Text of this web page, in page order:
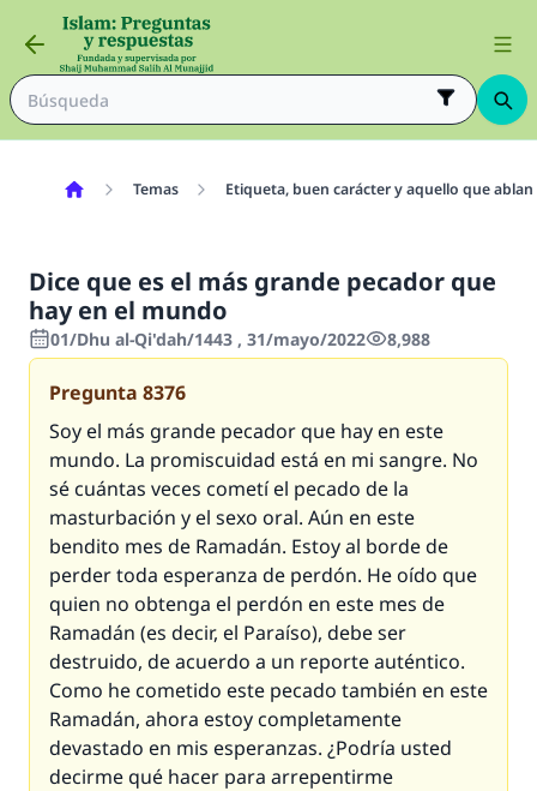
Temas Etiqueta, buen carácter y aquello que
Dice que es el más grande pecador que
hay en el mundo
01/Dhu al-Qi'dah/1443 , 31/mayo/2022 8,988
Pregunta 8376
Soy el más grande pecador que hay en este
mundo. La promiscuidad está en mi sangre. No
sé cuántas veces cometí el pecado de la
masturbación y el sexo oral. Aún en este
bendito mes de Ramadán. Estoy al borde de
perder toda esperanza de perdón. He oído que
quien no obtenga el perdón en este mes de
Ramadán (es decir, el Paraíso), debe ser
destruido, de acuerdo a un reporte auténtico.
Como he cometido este pecado también en este
Ramadán, ahora estoy completamente
devastado en mis esperanzas. ¿Podría usted
decirme qué hacer para arrepentirme